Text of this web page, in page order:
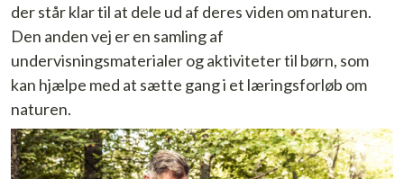
der står klar til at dele ud af deres viden om naturen.
Den anden vej er en samling af
undervisningsmaterialer og aktiviteter til børn, som
kan hjælpe med at sætte gang i et læringsforløb om
naturen.